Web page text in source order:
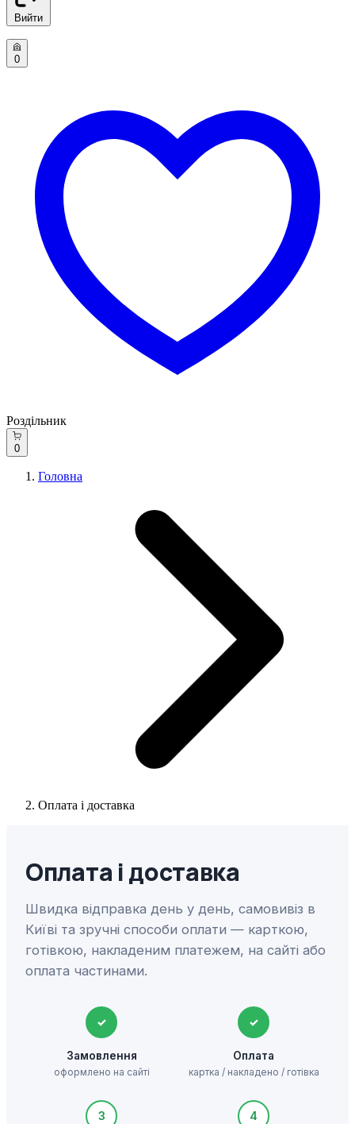
Вийти
0
Роздільник
0
Головна
Оплата і доставка
Оплата і доставка
Швидка відправка день у день, самовивіз в
Київі та зручні способи оплати — карткою,
готівкою, накладеним платежем, на сайті або
оплата частинами.
✓
Замовлення
оформлено на сайті
✓
Оплата
картка / накладено / готівка
3 4